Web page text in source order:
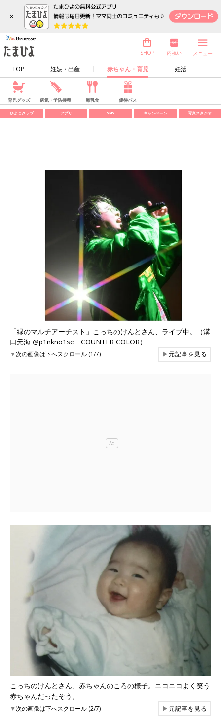
×
TOP 妊娠・出産 赤ちゃん・育児 妊活
SHOP 内祝い メニュー
育児グッズ 病気・予防接種 離乳食 優待パス
ひよこクラブ アプリ SNS キャンペーン 写真スタジオ
「緑のマルチアーチスト」こっちのけんとさん、ライブ中。（溝
口元海 @p1nkno1se COUNTER COLOR）
▼次の画像は下へスクロール (1/7) ▶元記事を見る
こっちのけんとさん、赤ちゃんのころの様子。ニコニコよく笑う
赤ちゃんだったそう。
▼次の画像は下へスクロール (2/7) ▶元記事を見る